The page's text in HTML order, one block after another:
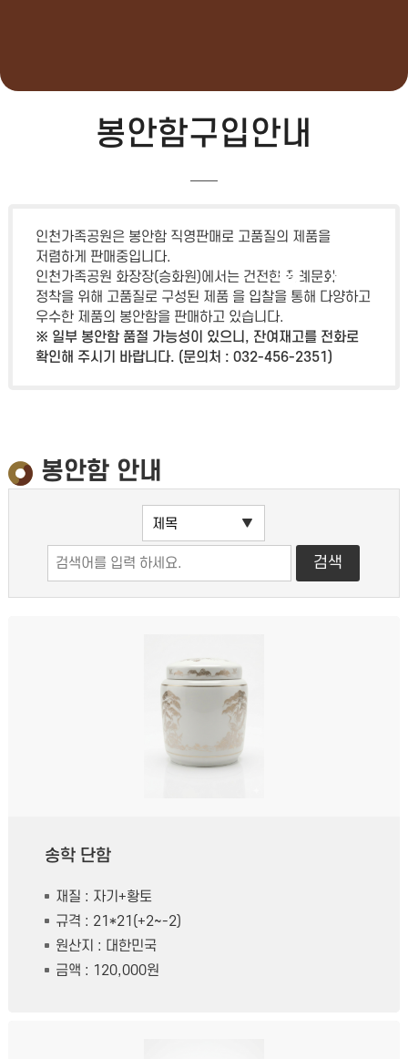
인천가족공원
봉안함구입안내
인천가족공원은 봉안함 직영판매로 고품질의 제품을
저렴하게 판매중입니다.
인천가족공원 화장장(승화원)에서는 건전한 장례문화
정착을 위해 고품질로 구성된 제품 을 입찰을 통해 다양하고
우수한 제품의 봉안함을 판매하고 있습니다.
일부 봉안함 품절 가능성이 있으니, 잔여재고를 전화로
확인해 주시기 바랍니다. (문의처 : 032-456-2351)
봉안함 안내
송학 단함
재질 : 자기+황토
규격 : 21*21(+2~-2)
원산지 : 대한민국
금액 : 120,000원